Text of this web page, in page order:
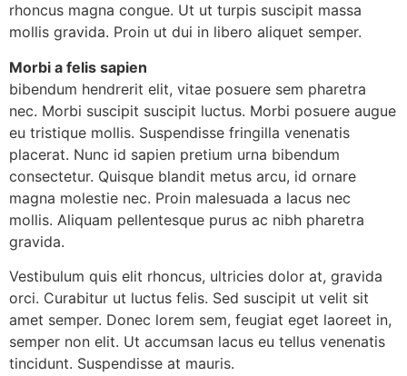
rhoncus magna congue. Ut ut turpis suscipit massa
mollis gravida. Proin ut dui in libero aliquet semper.
Morbi a felis sapien
bibendum hendrerit elit, vitae posuere sem pharetra
nec. Morbi suscipit suscipit luctus. Morbi posuere augue
eu tristique mollis. Suspendisse fringilla venenatis
placerat. Nunc id sapien pretium urna bibendum
consectetur. Quisque blandit metus arcu, id ornare
magna molestie nec. Proin malesuada a lacus nec
mollis. Aliquam pellentesque purus ac nibh pharetra
gravida.
Vestibulum quis elit rhoncus, ultricies dolor at, gravida
orci. Curabitur ut luctus felis. Sed suscipit ut velit sit
amet semper. Donec lorem sem, feugiat eget laoreet in,
semper non elit. Ut accumsan lacus eu tellus venenatis
tincidunt. Suspendisse at mauris.